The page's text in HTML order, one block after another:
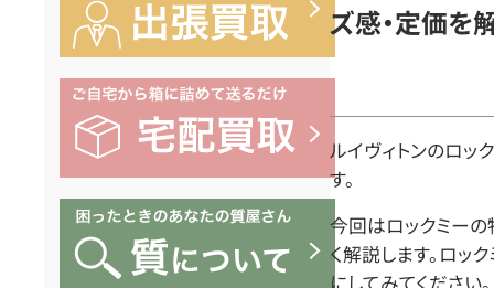
ズ感・定価を
ルイヴィトンのロッ
す。
今回はロックミーの
く解説します。ロッ